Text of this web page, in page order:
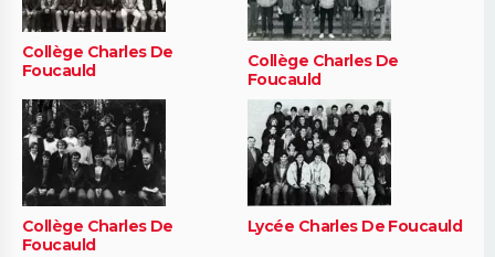
Collège Charles De
Foucauld
Collège Charles De
Foucauld
Collège Charles De
Foucauld
Lycée Charles De Foucauld